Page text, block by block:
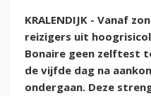
KRALENDIJK - Vanaf
reizigers uit
Bonaire geen zelftest
de vijfde dag na
ondergaan. Deze